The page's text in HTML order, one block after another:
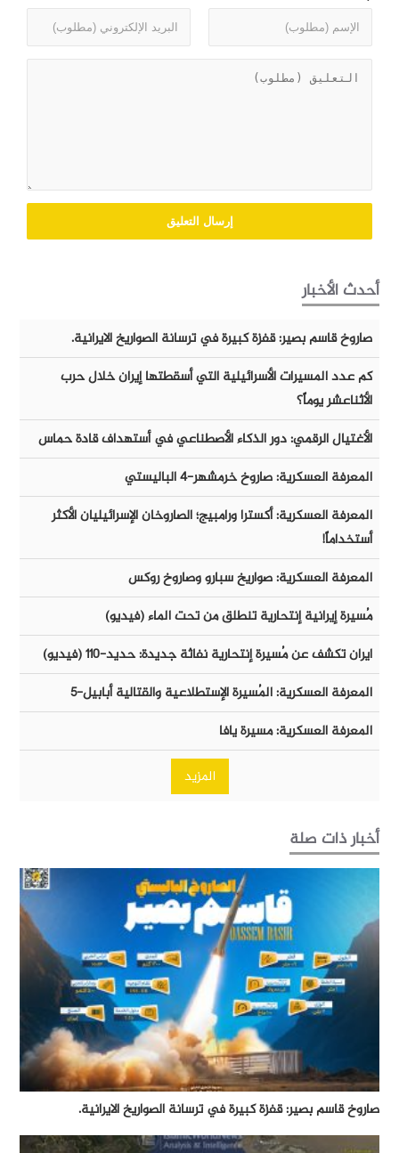
أحدث الأخبار
صاروخ قاسم بصير: قفزة كبيرة في ترسانة الصواريخ الايرانية.
كم عدد المسيرات الأسرائيلية التي أسقطتها إيران خلال حرب
الأثناعشر يوماً؟
الأغتيال الرقمي: دور الذكاء الأصطناعي في أستهداف قادة حماس
المعرفة العسكرية: صاروخ خرمشهر-٤ الباليستي
المعرفة العسكرية: أكسترا ورامبيج؛ الصاروخان الإسرائيليان الأكثر
أستخداماً!
المعرفة العسكرية: صواريخ سبارو وصاروخ روكس
مُسيرة إيرانية إنتحارية تنطلق من تحت الماء (فيديو)
ايران تكشف عن مُسيرة إنتحارية نفاثة جديدة: حديد-١١٠ (فيديو)
المعرفة العسكرية: المُسيرة الإستطلاعية والقتالية أبابيل-٥
المعرفة العسكرية: مسيرة يافا
المزيد
أخبار ذات صلة
صاروخ قاسم بصير: قفزة كبيرة في ترسانة الصواريخ الايرانية.